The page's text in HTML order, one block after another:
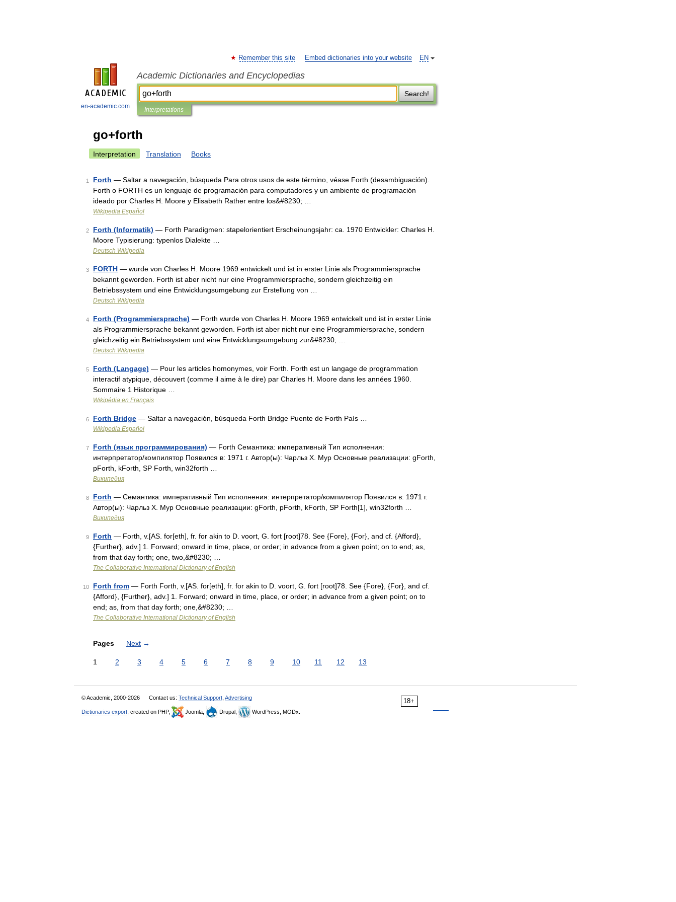
en-academic.com
EN
Remember this site Embed dictionaries into your website
Academic Dictionaries and Encyclopedias
Search!
Interpretations
go+forth
Interpretation Translation Books
1 Forth — Saltar a navegación, búsqueda Para otros usos de este término, véase Forth (desambiguación).
Forth o FORTH es un lenguaje de programación para computadores y un ambiente de programación
ideado por Charles H. Moore y Elisabeth Rather entre los&#8230; …
Wikipedia Español
2 Forth (Informatik) — Forth Paradigmen: stapelorientiert Erscheinungsjahr: ca. 1970 Entwickler: Charles H.
Moore Typisierung: typenlos Dialekte …
Deutsch Wikipedia
3 FORTH — wurde von Charles H. Moore 1969 entwickelt und ist in erster Linie als Programmiersprache
bekannt geworden. Forth ist aber nicht nur eine Programmiersprache, sondern gleichzeitig ein
Betriebssystem und eine Entwicklungsumgebung zur Erstellung von …
Deutsch Wikipedia
4 Forth (Programmiersprache) — Forth wurde von Charles H. Moore 1969 entwickelt und ist in erster Linie
als Programmiersprache bekannt geworden. Forth ist aber nicht nur eine Programmiersprache, sondern
gleichzeitig ein Betriebssystem und eine Entwicklungsumgebung zur&#8230; …
Deutsch Wikipedia
5 Forth (Langage) — Pour les articles homonymes, voir Forth. Forth est un langage de programmation
interactif atypique, découvert (comme il aime à le dire) par Charles H. Moore dans les années 1960.
Sommaire 1 Historique …
Wikipédia en Français
6 Forth Bridge — Saltar a navegación, búsqueda Forth Bridge Puente de Forth País …
Wikipedia Español
7 Forth (язык программирования) — Forth Семантика: императивный Тип исполнения:
интерпретатор/компилятор Появился в: 1971 г. Автор(ы): Чарльз Х. Мур Основные реализации: gForth,
pForth, kForth, SP Forth, win32forth …
Википедия
8 Forth — Семантика: императивный Тип исполнения: интерпретатор/компилятор Появился в: 1971 г.
Автор(ы): Чарльз Х. Мур Основные реализации: gForth, pForth, kForth, SP Forth[1], win32forth …
Википедия
9 Forth — Forth, v.[AS. for[eth], fr. for akin to D. voort, G. fort [root]78. See {Fore}, {For}, and cf. {Afford},
{Further}, adv.] 1. Forward; onward in time, place, or order; in advance from a given point; on to end; as,
from that day forth; one, two,&#8230; …
The Collaborative International Dictionary of English
10 Forth from — Forth Forth, v.[AS. for[eth], fr. for akin to D. voort, G. fort [root]78. See {Fore}, {For}, and cf.
{Afford}, {Further}, adv.] 1. Forward; onward in time, place, or order; in advance from a given point; on to
end; as, from that day forth; one,&#8230; …
The Collaborative International Dictionary of English
Pages Next →
1 2 3 4 5 6 7 8 9 10 11 12 13
18+
© Academic, 2000-2026 Contact us: Technical Support Advertising
Dictionaries export , created on PHP, Joomla, Drupal, WordPress, MODx.